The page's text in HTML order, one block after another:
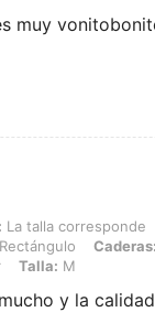
muy
corresponde,
La talla corresponde
Rectángulo Caderas:
Talla: M
y la